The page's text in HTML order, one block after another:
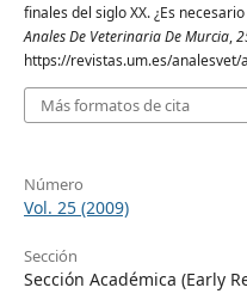
finales del siglo XX. ¿Es
Anales De Veterinaria De Murcia,
https://revistas.um.es/analesvet/
Más formatos de cita
Número
Vol. 25 (2009)
Sección
Sección Académica (Early